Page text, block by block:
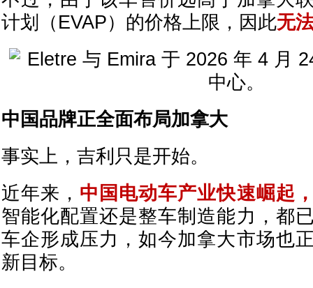
计划（EVAP）的价格上限，因此无
中国品牌正全面布局加拿大
事实上，吉利只是开始。
近年来， 中国电动车产业快速崛起
智能化配置还是整车制造能力，都
车企形成压力，如今加拿大市场也
新目标。